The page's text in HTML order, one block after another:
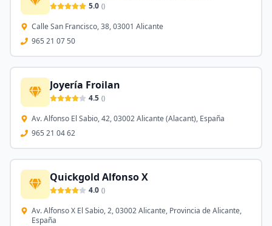
5.0 ()
Calle San Francisco, 38, 03001 Alicante
965 21 07 50
Joyería Froilan
4.5 ()
Av. Alfonso El Sabio, 42, 03002 Alicante (Alacant), España
965 21 04 62
Quickgold Alfonso X
4.0 ()
Av. Alfonso X El Sabio, 2, 03002 Alicante, Provincia de Alicante,
España